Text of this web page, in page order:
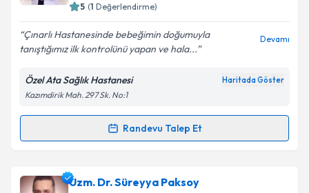
Kişisel verilerimin işlenmesine ilişkin
kapsamda işlenmesini kabul ediyorum.
Takvim Talebini Gönder
5 (1 Değerlendirme)
Çınarlı Hastanesinde bebeğimin doğumuyla
tanıştığımız ilk kontrolünü yapan ve hala...
Devamı
Özel Ata Sağlık Hastanesi Haritada Göster
Kazımdirik Mah. 297 Sk. No:1
Randevu Talep Et
Randevu Takvimi Talebi
Uzm. Dr. Osman Karagüniçin randevu takvimi talebi
Uzm. Dr. Süreyya Paksoy